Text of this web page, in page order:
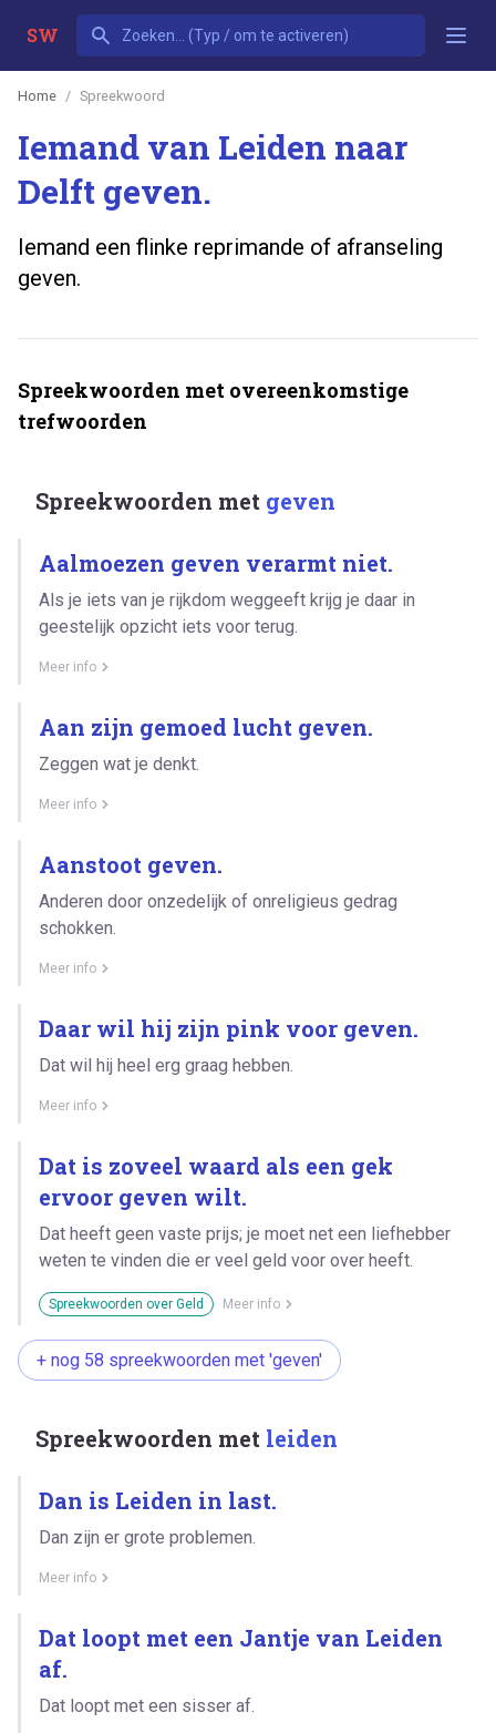
SW
Home Spreekwoord
Iemand van Leiden naar
Delft geven.
Iemand een flinke reprimande of afranseling
geven.
Spreekwoorden met overeenkomstige
trefwoorden
Spreekwoorden met geven
Aalmoezen geven verarmt niet.
Als je iets van je rijkdom weggeeft krijg je daar in
geestelijk opzicht iets voor terug.
Meer info
Aan zijn gemoed lucht geven.
Zeggen wat je denkt.
Meer info
Aanstoot geven.
Anderen door onzedelijk of onreligieus gedrag
schokken.
Meer info
Daar wil hij zijn pink voor geven.
Dat wil hij heel erg graag hebben.
Meer info
Dat is zoveel waard als een gek
ervoor geven wilt.
Dat heeft geen vaste prijs; je moet net een liefhebber
weten te vinden die er veel geld voor over heeft.
Spreekwoorden over Geld Meer info
+ nog 58 spreekwoorden met 'geven'
Spreekwoorden met leiden
Dan is Leiden in last.
Dan zijn er grote problemen.
Meer info
Dat loopt met een Jantje van Leiden
af.
Dat loopt met een sisser af.